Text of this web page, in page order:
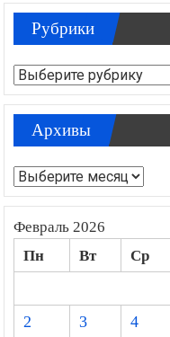
Рубрики
Рубрики
Архивы
Архивы
Февраль 2026
Пн Вт Ср
2
3 4